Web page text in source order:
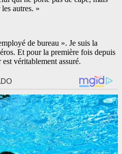
autres. »
de bureau ». Je suis la
Et pour la première fois depuis
véritablement assuré.